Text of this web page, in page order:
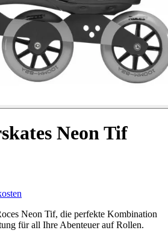
Neon Tif
Neon Tif, die perfekte Kombination
für all Ihre Abenteuer auf Rollen.